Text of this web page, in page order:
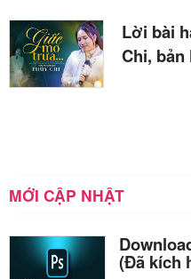
Lời bài
Chi, bản
MỚI CẬP NHẬT
(Đã kích